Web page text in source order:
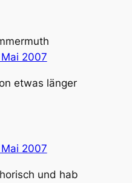
2007
etwas länger
2007
und hab